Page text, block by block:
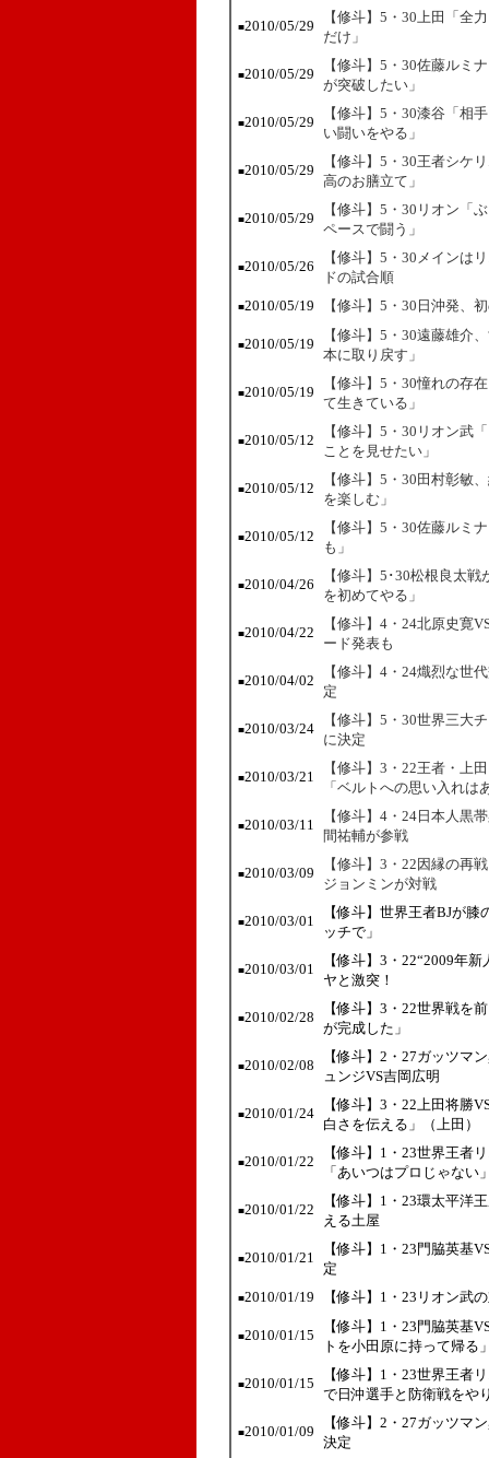
■2010/05/29
【修斗】5・30上田「全
だけ」
■2010/05/29
【修斗】5・30佐藤ルミ
が突破したい」
■2010/05/29
【修斗】5・30漆谷「相
い闘いをやる」
■2010/05/29
【修斗】5・30王者シケ
高のお膳立て」
■2010/05/29
【修斗】5・30リオン「
ペースで闘う」
■2010/05/26
【修斗】5・30メインは
ドの試合順
■2010/05/19 【修斗】5・30日沖発、
■2010/05/19
【修斗】5・30遠藤雄介
本に取り戻す」
■2010/05/19
【修斗】5・30憧れの存
て生きている」
■2010/05/12
【修斗】5・30リオン武
ことを見せたい」
■2010/05/12
【修斗】5・30田村彰敏
を楽しむ」
■2010/05/12
【修斗】5・30佐藤ルミ
も」
■2010/04/26
【修斗】5･30松根良太
を初めてやる」
■2010/04/22
【修斗】4・24北原史寛
ード発表も
■2010/04/02
【修斗】4・24熾烈な世
定
■2010/03/24
【修斗】5・30世界三大
に決定
■2010/03/21
【修斗】3・22王者・上
「ベルトへの思い入れは
■2010/03/11
【修斗】4・24日本人黒
間祐輔が参戦
■2010/03/09
【修斗】3・22因縁の再
ジョンミンが対戦
■2010/03/01
【修斗】世界王者BJが
ッチで」
■2010/03/01
【修斗】3・22“2009年
ヤと激突！
■2010/02/28
【修斗】3・22世界戦
が完成した」
■2010/02/08
【修斗】2・27ガッツマ
ュンジVS吉岡広明
■2010/01/24
【修斗】3・22上田将勝
白さを伝える」（上田）
■2010/01/22
【修斗】1・23世界王者
「あいつはプロじゃない
■2010/01/22
【修斗】1・23環太平洋
える土屋
■2010/01/21
【修斗】1・23門脇英基
定
■2010/01/19 【修斗】1・23リオン武
■2010/01/15
【修斗】1・23門脇英基
トを小田原に持って帰る
■2010/01/15
【修斗】1・23世界王者
で日沖選手と防衛戦をや
■2010/01/09
【修斗】2・27ガッツマ
決定